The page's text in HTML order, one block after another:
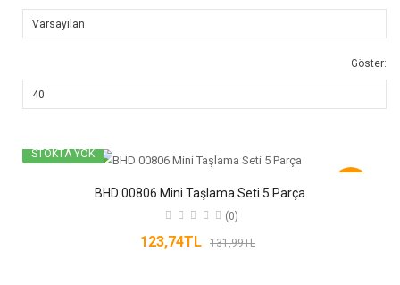
Göster:
STOKTA YOK
BHD 00806 Mini Taşlama Seti 5 Parça
(0)
123,74TL 131,99TL